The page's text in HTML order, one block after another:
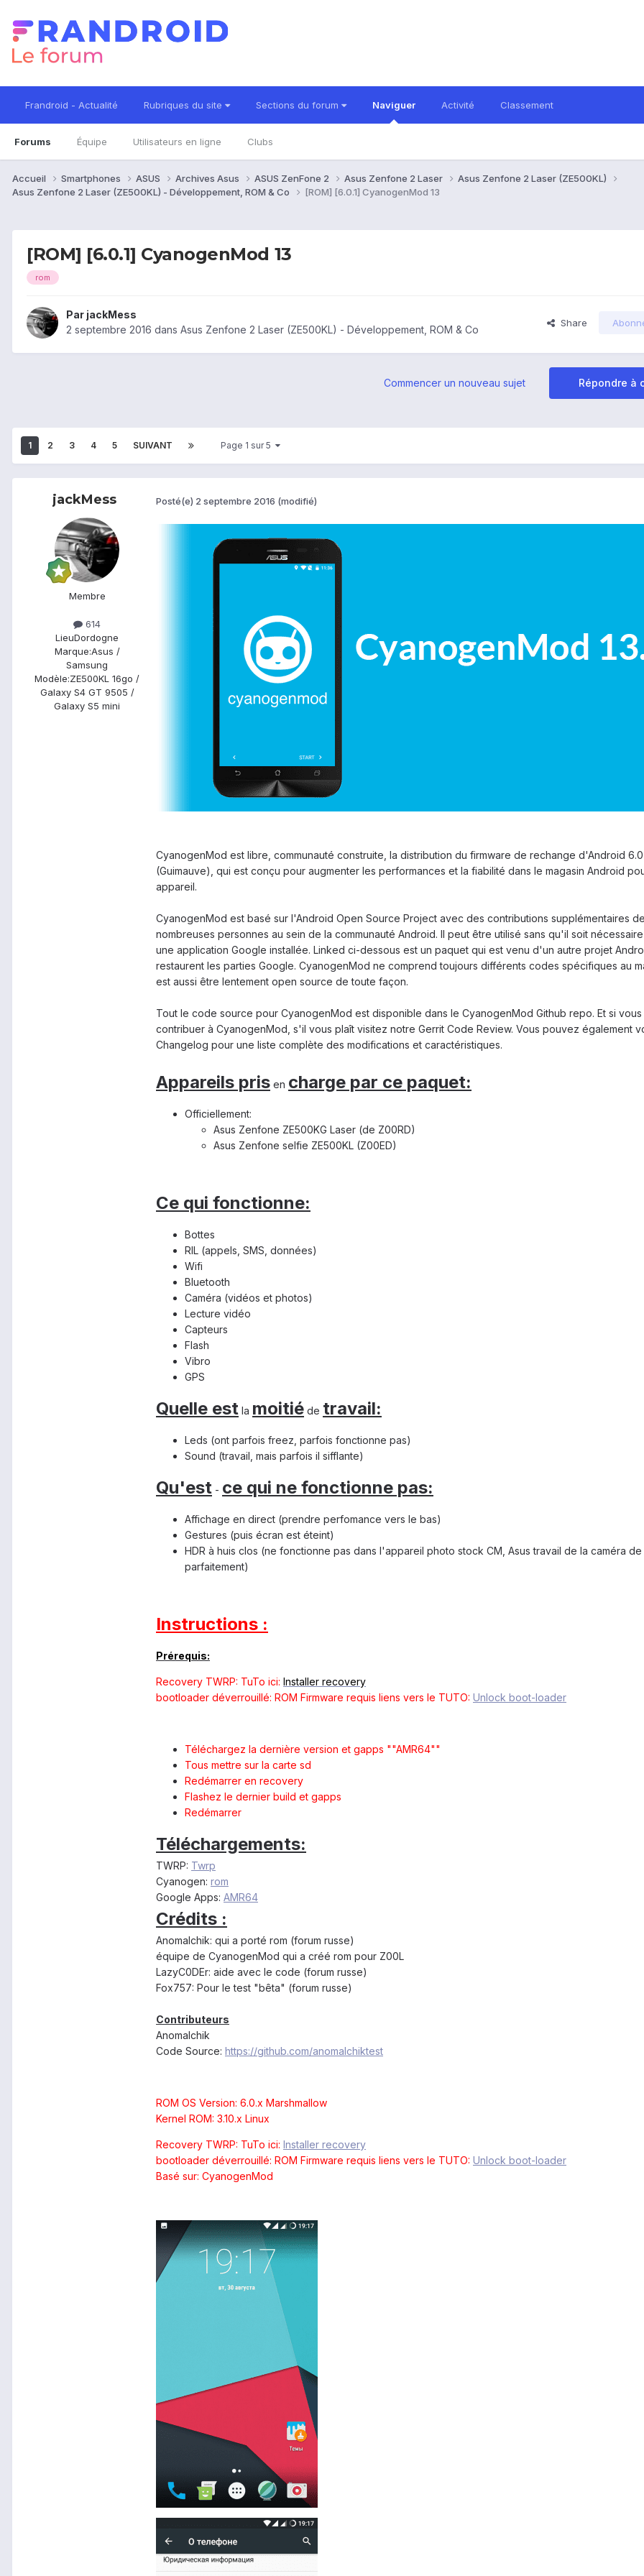
Frandroid - Actualité Rubriques du site Sections du forum Naviguer
Forums Équipe Utilisateurs en ligne Clubs
Activité Classement
Accueil Smartphones ASUS Archives Asus ASUS ZenFone 2 Asus Zenfone 2 Laser
Asus Zenfone 2 Laser (ZE500KL)
Asus Zenfone 2 Laser (ZE500KL) - Développement, ROM & Co
[ROM] [6.0.1] CyanogenMod 13
[ROM] [6.0.1] CyanogenMod 13
rom
Par jackMess
2 septembre 2016 dans Asus Zenfone 2 Laser (ZE500KL) - Développement, ROM & Co
Share
Répondre à
Commencer un nouveau sujet
1 2 3 4 5 SUIVANT Page 1 sur 5
jackMess
Membre
614
LieuDordogne
Marque:Asus /
Samsung
Modèle:ZE500KL 16go /
Galaxy S4 GT 9505 /
Galaxy S5 mini
Posté(e) 2 septembre 2016 (modifié)
CyanogenMod est libre, communauté construite, la distribution du firmware de rechange d'Android 6.0
(Guimauve), qui est conçu pour augmenter les performances et la fiabilité dans le magasin Android
appareil.
CyanogenMod est basé sur l'Android Open Source Project avec des contributions supplémentaires de
nombreuses personnes au sein de la communauté Android. Il peut être utilisé sans qu'il soit
une application Google installée. Linked ci-dessous est un paquet qui est venu d'un autre projet
restaurent les parties Google. CyanogenMod ne comprend toujours différents codes spécifiques au
est aussi être lentement open source de toute façon.
Tout le code source pour CyanogenMod est disponible dans le CyanogenMod Github repo. Et si
contribuer à CyanogenMod, s'il vous plaît visitez notre Gerrit Code Review. Vous pouvez également
Changelog pour une liste complète des modifications et caractéristiques.
Appareils pris en charge par ce paquet:
Officiellement:
Asus Zenfone ZE500KG Laser (de Z00RD)
Asus Zenfone selfie ZE500KL (Z00ED)
Ce qui fonctionne:
Bottes
RIL (appels, SMS, données)
Wifi
Bluetooth
Caméra (vidéos et photos)
Lecture vidéo
Capteurs
Flash
Vibro
GPS
Quelle est la moitié de travail:
Leds (ont parfois freez, parfois fonctionne pas)
Sound (travail, mais parfois il sifflante)
Qu'est - ce qui ne fonctionne pas:
Affichage en direct (prendre perfomance vers le bas)
Gestures (puis écran est éteint)
HDR à huis clos (ne fonctionne pas dans l'appareil photo stock CM, Asus travail de la caméra
parfaitement)
Instructions :
Prérequis:
Recovery TWRP: TuTo ici: Installer recovery
bootloader déverrouillé: ROM Firmware requis liens vers le TUTO: Unlock boot-loader
Téléchargez la dernière version et gapps ""AMR64""
Tous mettre sur la carte sd
Redémarrer en recovery
Flashez le dernier build et gapps
Redémarrer
Téléchargements:
TWRP: Twrp
Cyanogen: rom
Google Apps: AMR64
Crédits :
Anomalchik: qui a porté rom (forum russe)
équipe de CyanogenMod qui a créé rom pour Z00L
LazyC0DEr: aide avec le code (forum russe)
Fox757: Pour le test "bêta" (forum russe)
Contributeurs
Anomalchik
Code Source: https://github.com/anomalchiktest
ROM OS Version: 6.0.x Marshmallow
Kernel ROM: 3.10.x Linux
Recovery TWRP: TuTo ici: Installer recovery
bootloader déverrouillé: ROM Firmware requis liens vers le TUTO: Unlock boot-loader
Basé sur: CyanogenMod